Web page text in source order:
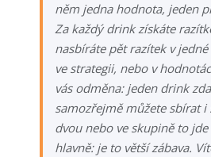
něm jedna hodnota, jeden
Za každý drink získáte
nasbíráte pět razítek v
ve strategii, nebo v
vás odměna: jeden drink
samozřejmě můžete sbírat i
dvou nebo ve skupině to
hlavně: je to větší zábava.